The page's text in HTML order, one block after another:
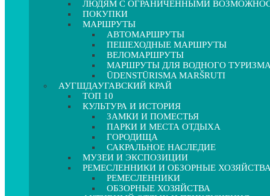
ЛЮДЯМ С ОГРАНИЧЕННЫМИ
ПОКУПКИ
МАРШРУТЫ
АВТОМАРШРУТЫ
ПЕШЕХОДНЫЕ МАРШРУТЫ
ВЕЛОМАРШРУТЫ
МАРШРУТЫ ДЛЯ ВОДНОГО ТУРИЗМА
ŪDENSTŪRISMA MARŠRUTI
АУГШДАУГАВСКИЙ КРАЙ
ТОП 10
КУЛЬТУРА И ИСТОРИЯ
ЗАМКИ И ПОМЕСТЬЯ
ПАРКИ И МЕСТА ОТДЫХА
ГОРОДИЩА
САКРАЛЬНОЕ НАСЛЕДИЕ
МУЗЕИ И ЭКСПОЗИЦИИ
РЕМЕСЛЕННИКИ И ОБЗОРНЫЕ ХОЗЯЙСТВА
РЕМЕСЛЕННИКИ
ОБЗОРНЫЕ ХОЗЯЙСТВА